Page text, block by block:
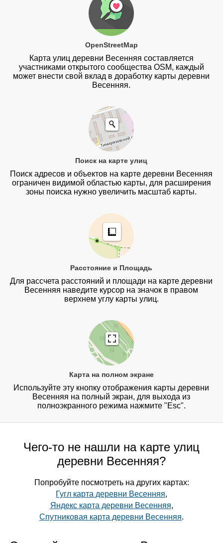
OpenStreetMap
Карта улиц деревни Весенняя составляется
участниками открытого сообщества OSM, каждый
может внести свой вклад в доработку карты деревни
Весенняя.
Поиск на карте улиц
Поиск адресов и объектов на карте деревни Весенняя
ограничен видимой областью карты, для расширения
зоны поиска нужно увеличить масштаб карты.
Расстояние и Площадь
Для рассчета расстояний и площади на карте деревни
Весенняя наведите курсор на значок в правом
верхнем углу карты улиц.
Карта на полном экране
Используйте эту кнопку отображения карты деревни
Весенняя на полный экран, для выхода из
полноэкранного режима нажмите "Esc".
Чего-то не нашли на карте улиц
деревни Весенняя?
Попробуйте посмотреть на других картах:
Гугл карта деревни Весенняя,
Яндекс карта деревни Весенняя,
Спутниковая карта деревни Весенняя.